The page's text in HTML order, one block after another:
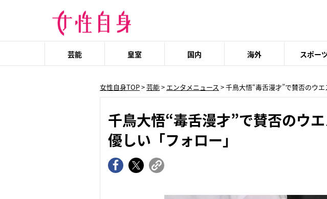
芸能 皇室 国内 海外 スポー
女性自身TOP>芸能> エンタメニュース > 千鳥大悟“毒舌漫才”で賛否のウ
千鳥大悟“毒舌漫才”で賛否のウ
優しい「フォロー」